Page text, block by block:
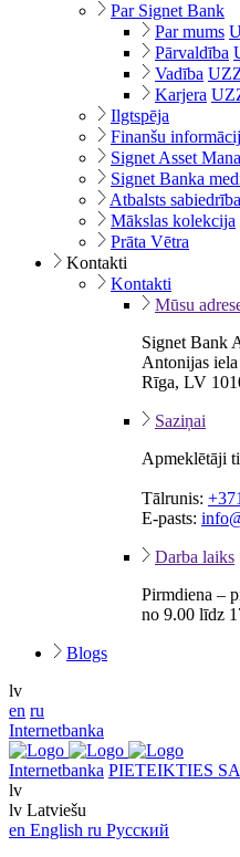
Par Signet Bank
Par mums
Pārvaldība
Vadība
Karjera
Ilgtspēja
Finanšu
Signet Asset
Signet Banka
Atbalsts
Mākslas kolekcija
Prāta Vētra
Kontakti
Kontakti
Mūsu
Signet Bank
Antonijas
Rīga, LV
Saziņai
Apmeklētāji
Tālrunis:
E-pasts:
Darba laiks
Pirmdiena –
no 9.00 līdz
Blogs
lv
en ru
Internetbanka
Internetbanka PIETEIKTIES
lv
lv Latviešu
en English ru Русский